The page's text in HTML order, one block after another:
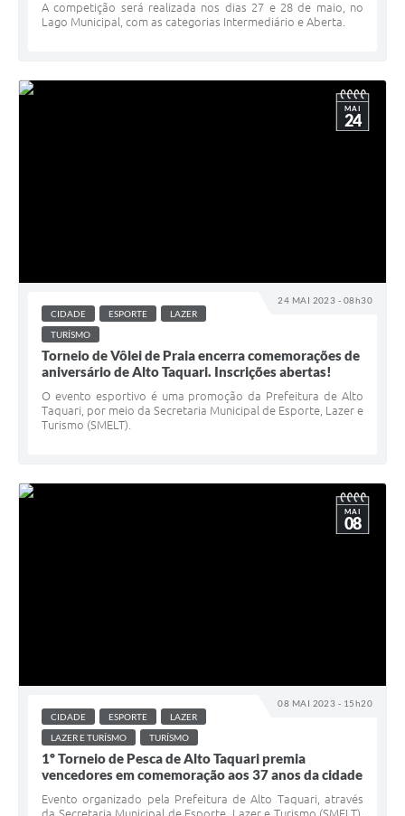
A competição será realizada nos dias 27 e 28 de maio, no
Lago Municipal, com as categorias Intermediário e Aberta.
24 MAI 2023 - 08h30
MAI
24
CIDADE ESPORTE
LAZER
TURÍSMO
Torneio de Vôlei de Praia encerra comemorações de
aniversário de Alto Taquari. Inscrições abertas!
O evento esportivo é uma promoção da Prefeitura de Alto
Taquari, por meio da Secretaria Municipal de Esporte, Lazer e
Turismo (SMELT).
08 MAI 2023 - 15h20
MAI
08
CIDADE ESPORTE
LAZER
LAZER E TURÍSMO
TURÍSMO
1º Torneio de Pesca de Alto Taquari premia
vencedores em comemoração aos 37 anos da cidade
Evento organizado pela Prefeitura de Alto Taquari, através
da Secretaria Municipal de Esporte, Lazer e Turismo (SMELT),